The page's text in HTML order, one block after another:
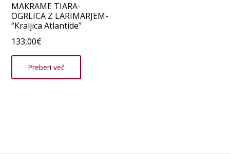
MAKRAME TIARA-
OGRLICA Z LARIMARJEM-
“Kraljica Atlantide”
133,00€
Preberi več